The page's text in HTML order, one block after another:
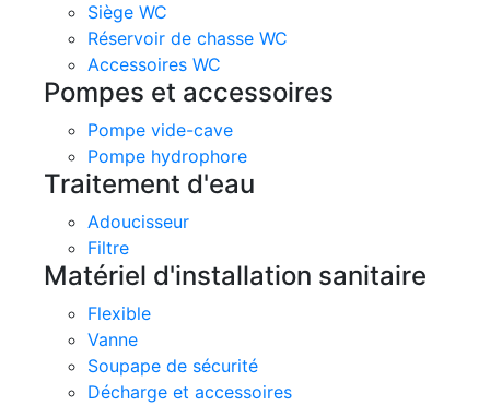
Siège WC
Réservoir de chasse WC
Accessoires WC
Pompes et accessoires
Pompe vide-cave
Pompe hydrophore
Traitement d'eau
Adoucisseur
Filtre
Matériel d'installation sanitaire
Flexible
Vanne
Soupape de sécurité
Décharge et accessoires